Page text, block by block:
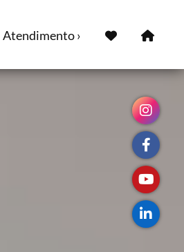
Atendimento ›